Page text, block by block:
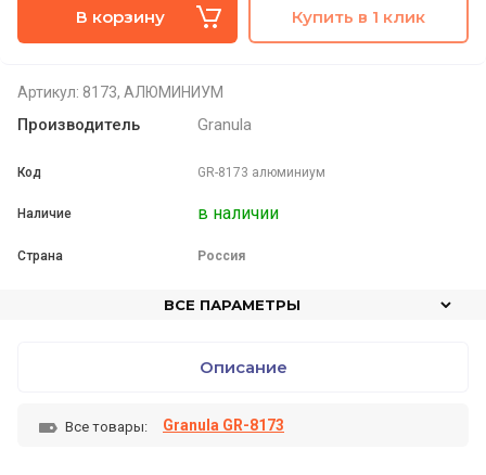
В корзину Купить в 1 клик
Артикул: 8173, АЛЮМИНИУМ
Производитель Granula
Код GR-8173 алюминиум
Наличие в наличии
Страна Россия
ВСЕ ПАРАМЕТРЫ
Описание
Все товары: Granula GR-8173